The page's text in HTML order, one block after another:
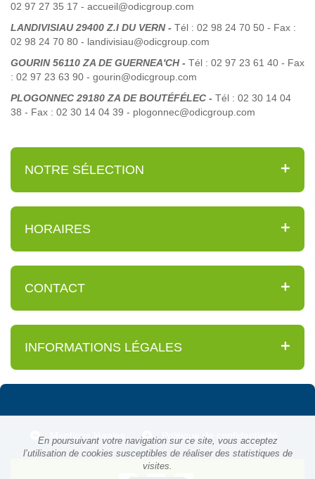
En poursuivant votre navigation sur ce site, vous acceptez
l’utilisation de cookies susceptibles de réaliser des statistiques de
visites.
02 97 27 35 17 - accueil@odicgroup.com
LANDIVISIAU 29400 Z.I DU VERN - Tél : 02 98 24 70 50 - Fax :
02 98 24 70 80 - landivisiau@odicgroup.com
GOURIN 56110 ZA DE GUERNEA'CH - Tél : 02 97 23 61 40 - Fax
: 02 97 23 63 90 - gourin@odicgroup.com
PLOGONNEC 29180 ZA DE BOUTÉFÉLEC - Tél : 02 30 14 04
38 - Fax : 02 30 14 04 39 - plogonnec@odicgroup.com
NOTRE SÉLECTION
HORAIRES
CONTACT
INFORMATIONS LÉGALES
Mentions légales Politique de confidentialité